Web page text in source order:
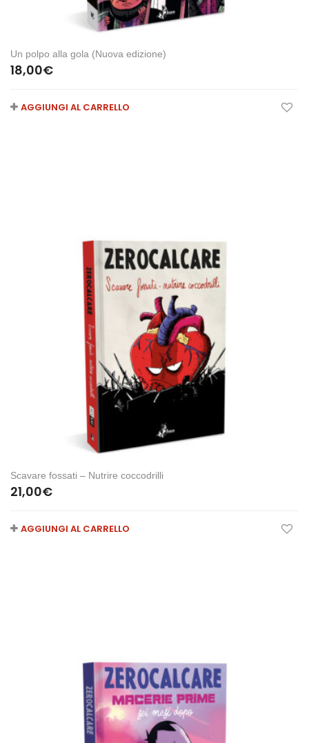
Un polpo alla gola (Nuova edizione)
18,00€
AGGIUNGI AL CARRELLO
Scavare fossati – Nutrire coccodrilli
21,00€
AGGIUNGI AL CARRELLO